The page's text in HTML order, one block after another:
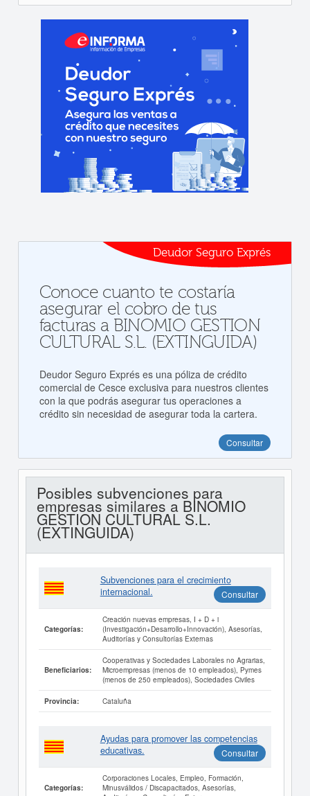
Deudor Seguro Exprés
Conoce cuanto te costaría
asegurar el cobro de tus
facturas a BINOMIO GESTION
CULTURAL S.L. (EXTINGUIDA)
Deudor Seguro Exprés es una póliza de crédito
comercial de Cesce exclusiva para nuestros clientes
con la que podrás asegurar tus operaciones a
crédito sin necesidad de asegurar toda la cartera.
Consultar
Posibles subvenciones para
empresas similares a BINOMIO
GESTION CULTURAL S.L.
(EXTINGUIDA)
Subvenciones para el crecimiento
internacional.
Consultar
Categorías:
Creación nuevas empresas, I + D + i
(Investigación+Desarrollo+Innovación), Asesorías,
Auditorías y Consultorías Externas
Beneficiarios:
Cooperativas y Sociedades Laborales no Agrarias,
Microempresas (menos de 10 empleados), Pymes
(menos de 250 empleados), Sociedades Civiles
Provincia: Cataluña
Ayudas para promover las competencias
educativas.
Consultar
Categorías:
Corporaciones Locales, Empleo, Formación,
Minusválidos / Discapacitados, Asesorías,